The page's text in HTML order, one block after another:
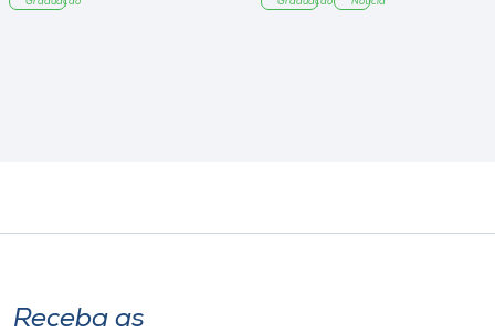
Receba as